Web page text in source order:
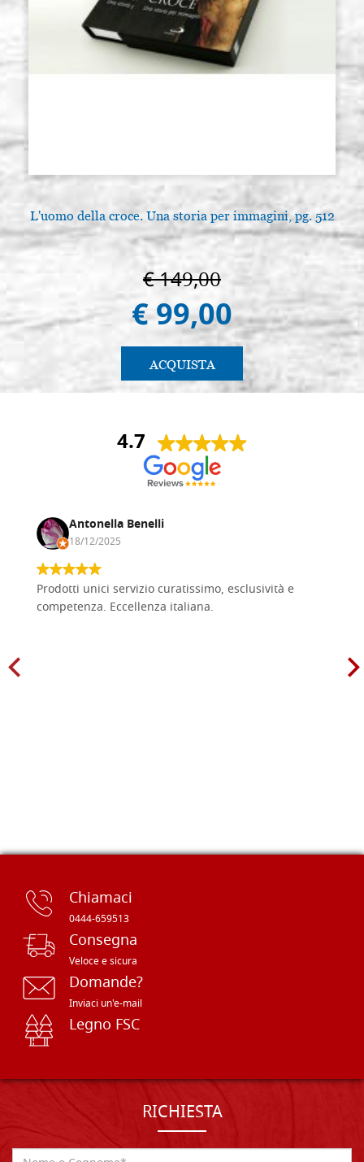
L'uomo della croce. Una storia per immagini, pg. 512
€ 149,00
€ 99,00
ACQUISTA
4.7
Antonella Benelli
18/12/2025
Prodotti unici servizio curatissimo, esclusività e
competenza. Eccellenza italiana.
Chiamaci
0444-659513
Consegna
Veloce e sicura
Domande?
Inviaci un'e-mail
Legno FSC
RICHIESTA